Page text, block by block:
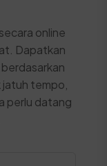
online
Dapatkan
tempo,
perlu datang